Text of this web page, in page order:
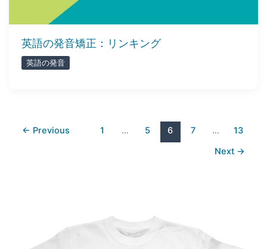
英語の発音矯正：リンキング
英語の発音
← Previous 1 … 5 6 7 …
13
Next →